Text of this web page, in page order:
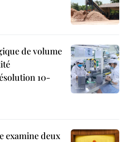
de volume
10-
examine deux